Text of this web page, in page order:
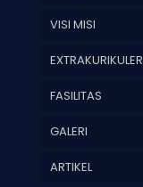
VISI MISI
EXTRAKURIKULER
FASILITAS
GALERI
ARTIKEL